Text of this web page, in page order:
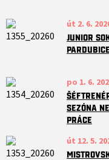
út 2. 6.
JUNIOR
po 1. 6.
sezóna
práce
út 12. 5.